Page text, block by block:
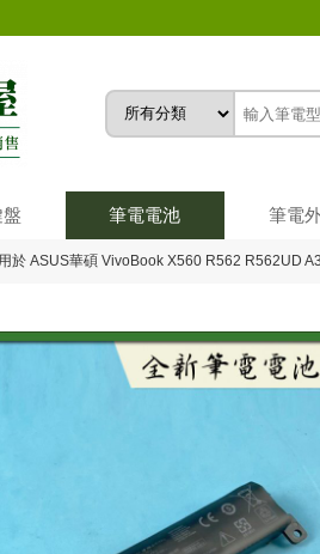
筆電電池 筆電
於 ASUS華碩 VivoBook X560 R562 R562UD